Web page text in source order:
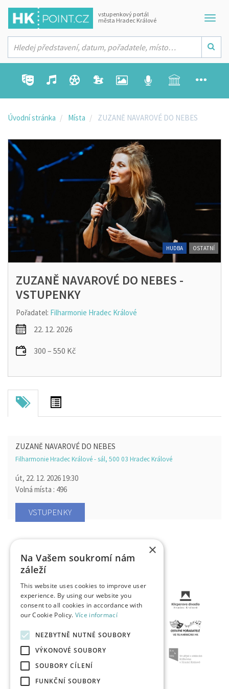
vstupenkový portál
města Hradec Králové
Úvodní stránka Místa ZUZANĚ NAVAROVÉ DO NEBES
ZUZANĚ NAVAROVÉ DO NEBES -
VSTUPENKY
Pořadatel: Filharmonie Hradec Králové
22. 12. 2026
300 – 550 Kč
HUDBA OSTATNÍ
ZUZANĚ NAVAROVÉ DO NEBES
Filharmonie Hradec Králové - sál, 500 03 Hradec Králové
út, 22. 12. 2026 19:30
Volná místa : 496
VSTUPENKY
×
Na Vašem soukromí nám
záleží
This website uses cookies to improve user
experience. By using our website you
consent to all cookies in accordance with
our Cookie Policy. Více informací
NEZBYTNĚ NUTNÉ SOUBORY
VÝKONOVÉ SOUBORY
SOUBORY CÍLENÍ
FUNKČNÍ SOUBORY